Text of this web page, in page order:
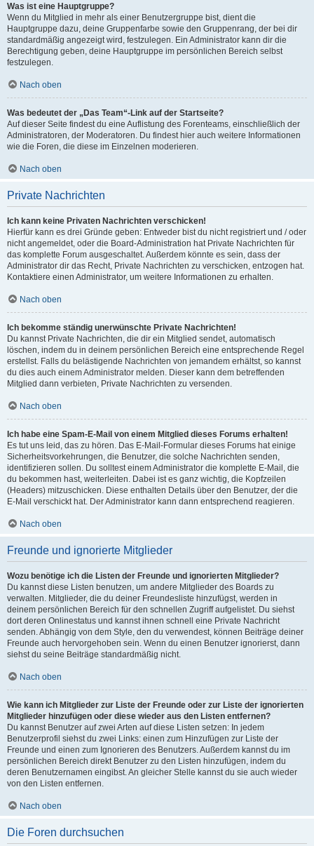
Was ist eine Hauptgruppe?
Wenn du Mitglied in mehr als einer Benutzergruppe bist, dient die
Hauptgruppe dazu, deine Gruppenfarbe sowie den Gruppenrang, der bei dir
standardmäßig angezeigt wird, festzulegen. Ein Administrator kann dir die
Berechtigung geben, deine Hauptgruppe im persönlichen Bereich selbst
festzulegen.
Nach oben
Was bedeutet der „Das Team“-Link auf der Startseite?
Auf dieser Seite findest du eine Auflistung des Forenteams, einschließlich der
Administratoren, der Moderatoren. Du findest hier auch weitere Informationen
wie die Foren, die diese im Einzelnen moderieren.
Nach oben
Private Nachrichten
Ich kann keine Privaten Nachrichten verschicken!
Hierfür kann es drei Gründe geben: Entweder bist du nicht registriert und / oder
nicht angemeldet, oder die Board-Administration hat Private Nachrichten für
das komplette Forum ausgeschaltet. Außerdem könnte es sein, dass der
Administrator dir das Recht, Private Nachrichten zu verschicken, entzogen hat.
Kontaktiere einen Administrator, um weitere Informationen zu erhalten.
Nach oben
Ich bekomme ständig unerwünschte Private Nachrichten!
Du kannst Private Nachrichten, die dir ein Mitglied sendet, automatisch
löschen, indem du in deinem persönlichen Bereich eine entsprechende Regel
erstellst. Falls du belästigende Nachrichten von jemandem erhältst, so kannst
du dies auch einem Administrator melden. Dieser kann dem betreffenden
Mitglied dann verbieten, Private Nachrichten zu versenden.
Nach oben
Ich habe eine Spam-E-Mail von einem Mitglied dieses Forums erhalten!
Es tut uns leid, das zu hören. Das E-Mail-Formular dieses Forums hat einige
Sicherheitsvorkehrungen, die Benutzer, die solche Nachrichten senden,
identifizieren sollen. Du solltest einem Administrator die komplette E-Mail, die
du bekommen hast, weiterleiten. Dabei ist es ganz wichtig, die Kopfzeilen
(Headers) mitzuschicken. Diese enthalten Details über den Benutzer, der die
E-Mail verschickt hat. Der Administrator kann dann entsprechend reagieren.
Nach oben
Freunde und ignorierte Mitglieder
Wozu benötige ich die Listen der Freunde und ignorierten Mitglieder?
Du kannst diese Listen benutzen, um andere Mitglieder des Boards zu
verwalten. Mitglieder, die du deiner Freundesliste hinzufügst, werden in
deinem persönlichen Bereich für den schnellen Zugriff aufgelistet. Du siehst
dort deren Onlinestatus und kannst ihnen schnell eine Private Nachricht
senden. Abhängig von dem Style, den du verwendest, können Beiträge deiner
Freunde auch hervorgehoben sein. Wenn du einen Benutzer ignorierst, dann
siehst du seine Beiträge standardmäßig nicht.
Nach oben
Wie kann ich Mitglieder zur Liste der Freunde oder zur Liste der ignorierten
Mitglieder hinzufügen oder diese wieder aus den Listen entfernen?
Du kannst Benutzer auf zwei Arten auf diese Listen setzen: In jedem
Benutzerprofil siehst du zwei Links: einen zum Hinzufügen zur Liste der
Freunde und einen zum Ignorieren des Benutzers. Außerdem kannst du im
persönlichen Bereich direkt Benutzer zu den Listen hinzufügen, indem du
deren Benutzernamen eingibst. An gleicher Stelle kannst du sie auch wieder
von den Listen entfernen.
Nach oben
Die Foren durchsuchen